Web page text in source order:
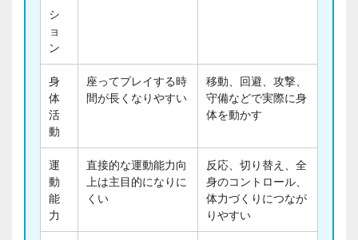
シ
ョ
ン
身
体
活
動
座ってプレイする時
間が長くなりやすい
移動、回避、攻撃、
守備などで実際に身
体を動かす
運
動
能
力
直接的な運動能力向
上は主目的になりに
くい
反応、切り替え、全
身のコントロール、
体力づくりにつなが
りやすい